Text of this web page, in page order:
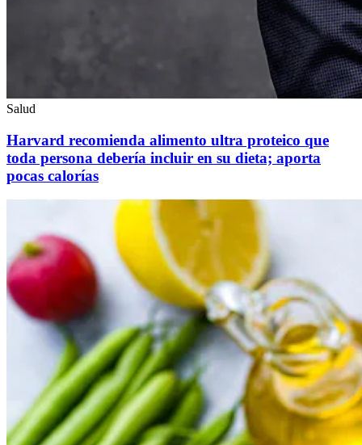
Salud
Harvard recomienda alimento ultra proteico que
toda persona debería incluir en su dieta; aporta
pocas calorías